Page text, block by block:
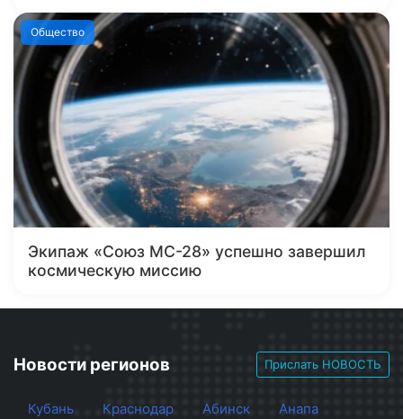
Общество
Экипаж «Союз МС-28» успешно завершил
космическую миссию
Новости регионов Прислать НОВОСТЬ
Кубань Краснодар Абинск
Анапа